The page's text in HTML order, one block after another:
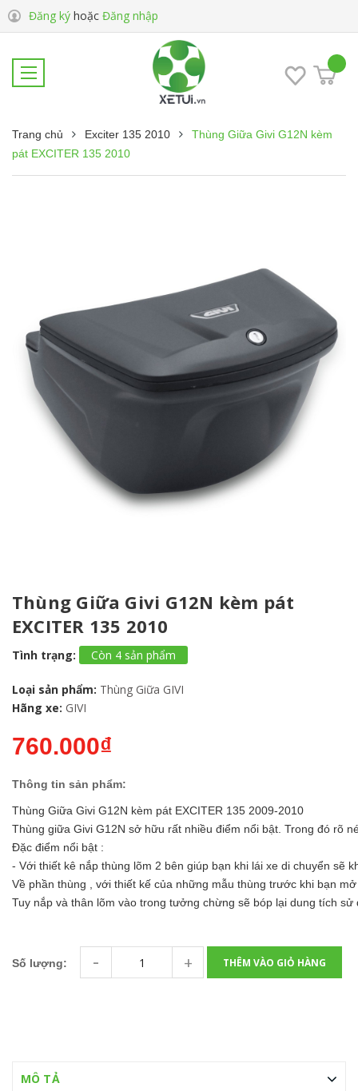
Đăng ký hoặc Đăng nhập
Trang chủ Exciter 135 2010
Thùng Giữa Givi G12N kèm
pát EXCITER 135 2010
Thùng Giữa Givi G12N kèm pát
EXCITER 135 2010
Tình trạng: Còn 4 sản phẩm
Loại sản phẩm: Thùng Giữa GIVI
Hãng xe: GIVI
760.000₫
Thông tin sản phẩm:
Thùng Giữa Givi G12N kèm pát EXCITER 135 2009-2010
Thùng giữa Givi G12N sở hữu rất nhiều điểm nổi bật. Trong đó rõ
Đặc điểm nổi bật :
- Với thiết kê nắp thùng lõm 2 bên giúp bạn khi lái xe di chuyển sẽ
Về phần thùng , với thiết kế của những mẫu thùng trước khi bạn
Tuy nắp và thân lõm vào trong tưởng chừng sẽ bóp lại dung tích
Số lượng: - + THÊM VÀO GIỎ HÀNG
MÔ TẢ